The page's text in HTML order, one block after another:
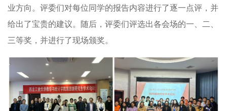
业方向。评委们对每位同学的报告内容进行了逐一点评，并
给出了宝贵的建议。随后，评委们评选出各会场的一、二、
三等奖，并进行了现场颁奖。